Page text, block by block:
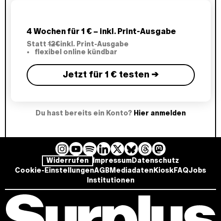
4 Wochen für 1 € – inkl. Print-Ausgabe
Statt12€inkl. Print-Ausgabe
flexibel online kündbar
Jetzt für 1 € testen →
Du hast bereits ein Konto? Hier anmelden
I
n
s
t
g
Y
o
u
T
b
S
p
o
t
f
L
i
n
k
d
B
l
u
e
k
T
h
r
e
a
M
a
s
t
d
Widerrufen ImpressumDatenschutz
Cookie-EinstellungenAGBMediadaten KioskFAQJobs
Institutionen